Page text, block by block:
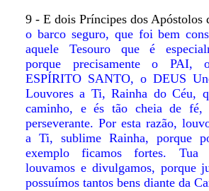
9 - E dois Príncipes dos Apóstolos
o barco seguro, que foi bem
aquele Tesouro que é
porque precisamente o
ESPÍRITO SANTO, o DEUS
Louvores a Ti, Rainha do Céu,
caminho, e és tão cheia de fé,
perseverante. Por esta razão,
a Ti, sublime Rainha, porque
exemplo ficamos fortes. Tua
louvamos e divulgamos, porque
possuímos tantos bens diante da